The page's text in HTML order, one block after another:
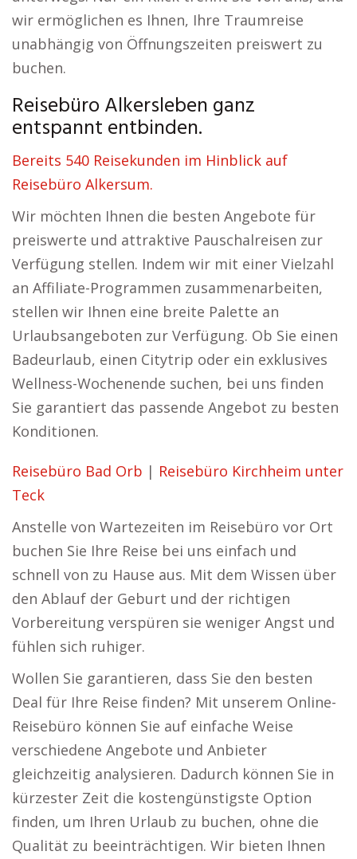
wir ermöglichen es Ihnen, Ihre Traumreise
unabhängig von Öffnungszeiten preiswert zu
buchen.
Reisebüro Alkersleben ganz
entspannt entbinden.
Bereits 540 Reisekunden im Hinblick auf
Reisebüro Alkersum.
Wir möchten Ihnen die besten Angebote für
preiswerte und attraktive Pauschalreisen zur
Verfügung stellen. Indem wir mit einer Vielzahl
an Affiliate-Programmen zusammenarbeiten,
stellen wir Ihnen eine breite Palette an
Urlaubsangeboten zur Verfügung. Ob Sie einen
Badeurlaub, einen Citytrip oder ein exklusives
Wellness-Wochenende suchen, bei uns finden
Sie garantiert das passende Angebot zu besten
Konditionen.
Reisebüro Bad Orb | Reisebüro Kirchheim unter
Teck
Anstelle von Wartezeiten im Reisebüro vor Ort
buchen Sie Ihre Reise bei uns einfach und
schnell von zu Hause aus. Mit dem Wissen über
den Ablauf der Geburt und der richtigen
Vorbereitung verspüren sie weniger Angst und
fühlen sich ruhiger.
Wollen Sie garantieren, dass Sie den besten
Deal für Ihre Reise finden? Mit unserem Online-
Reisebüro können Sie auf einfache Weise
verschiedene Angebote und Anbieter
gleichzeitig analysieren. Dadurch können Sie in
kürzester Zeit die kostengünstigste Option
finden, um Ihren Urlaub zu buchen, ohne die
Qualität zu beeinträchtigen. Wir bieten Ihnen